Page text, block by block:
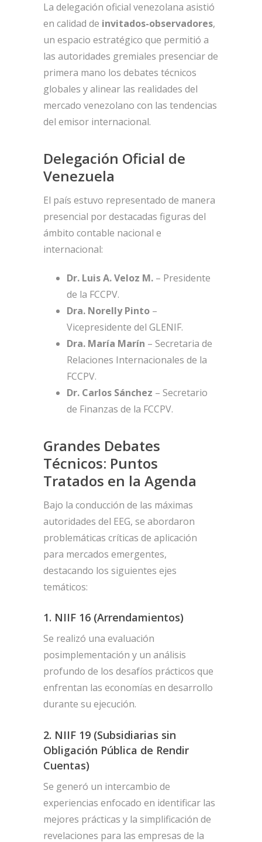
La delegación oficial venezolana asistió
en calidad de invitados-observadores,
un espacio estratégico que permitió a
las autoridades gremiales presenciar de
primera mano los debates técnicos
globales y alinear las realidades del
mercado venezolano con las tendencias
del emisor internacional.
Delegación Oficial de
Venezuela
El país estuvo representado de manera
presencial por destacadas figuras del
ámbito contable nacional e
internacional:
Dr. Luis A. Veloz M. – Presidente
de la FCCPV.
Dra. Norelly Pinto –
Vicepresidente del GLENIF.
Dra. María Marín – Secretaria de
Relaciones Internacionales de la
FCCPV.
Dr. Carlos Sánchez – Secretario
de Finanzas de la FCCPV.
Grandes Debates
Técnicos: Puntos
Tratados en la Agenda
Bajo la conducción de las máximas
autoridades del EEG, se abordaron
problemáticas críticas de aplicación
para mercados emergentes,
destacando los siguientes ejes
temáticos:
1. NIIF 16 (Arrendamientos)
Se realizó una evaluación
posimplementación y un análisis
profundo de los desafíos prácticos que
enfrentan las economías en desarrollo
durante su ejecución.
2. NIIF 19 (Subsidiarias sin
Obligación Pública de Rendir
Cuentas)
Se generó un intercambio de
experiencias enfocado en identificar las
mejores prácticas y la simplificación de
revelaciones para las empresas de la